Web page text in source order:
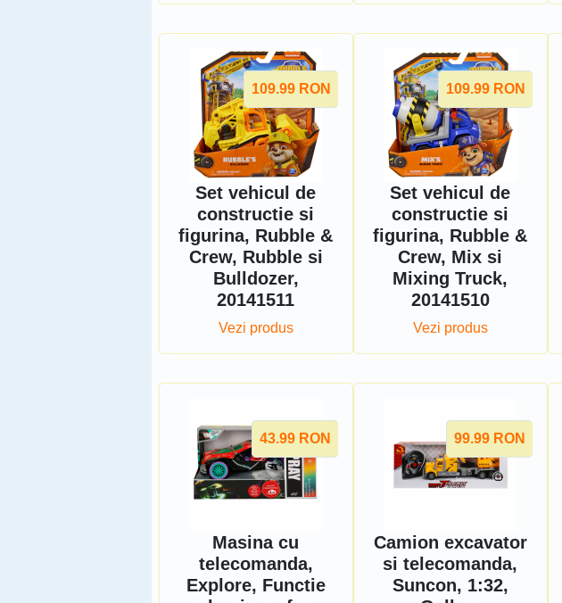
109.99 RON
Set vehicul de
constructie si
figurina, Rubble &
Crew, Rubble si
Bulldozer,
20141511
Vezi produs
109.99 RON
Set vehicul de
constructie si
figurina, Rubble &
Crew, Mix si
Mixing Truck,
20141510
Vezi produs
43.99 RON
Masina cu
telecomanda,
Explore, Functie
99.99 RON
Camion excavator
si telecomanda,
Suncon, 1:32,